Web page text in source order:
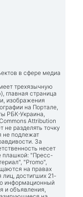
в сфере медиа
трехязычную
главная страница
изображения
на Портале,
РБК-Украина,
Attribution
разделять точку
не подлежат
За
несет
плашкой: "Пресс-
"Promo",
на правах
достигших 21-
информационный
и объявления,